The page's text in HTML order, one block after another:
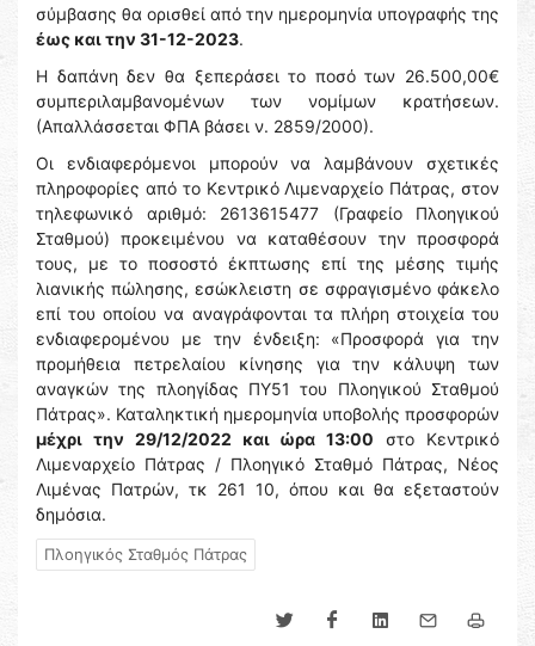
σύμβασης θα ορισθεί από την ημερομηνία υπογραφής της
έως και την 31-12-2023.
Η δαπάνη δεν θα ξεπεράσει το ποσό των 26.500,00€
συμπεριλαμβανομένων των νομίμων κρατήσεων.
(Απαλλάσσεται ΦΠΑ βάσει ν. 2859/2000).
Οι ενδιαφερόμενοι μπορούν να λαμβάνουν σχετικές
πληροφορίες από το Κεντρικό Λιμεναρχείο Πάτρας, στον
τηλεφωνικό αριθμό: 2613615477 (Γραφείο Πλοηγικού
Σταθμού) προκειμένου να καταθέσουν την προσφορά
τους, με το ποσοστό έκπτωσης επί της μέσης τιμής
λιανικής πώλησης, εσώκλειστη σε σφραγισμένο φάκελο
επί του οποίου να αναγράφονται τα πλήρη στοιχεία του
ενδιαφερομένου με την ένδειξη: «Προσφορά για την
προμήθεια πετρελαίου κίνησης για την κάλυψη των
αναγκών της πλοηγίδας ΠΥ51 του Πλοηγικού Σταθμού
Πάτρας». Καταληκτική ημερομηνία υποβολής προσφορών
μέχρι την 29/12/2022 και ώρα 13:00 στο Κεντρικό
Λιμεναρχείο Πάτρας / Πλοηγικό Σταθμό Πάτρας, Νέος
Λιμένας Πατρών, τκ 261 10, όπου και θα εξεταστούν
δημόσια.
Πλοηγικός Σταθμός Πάτρας